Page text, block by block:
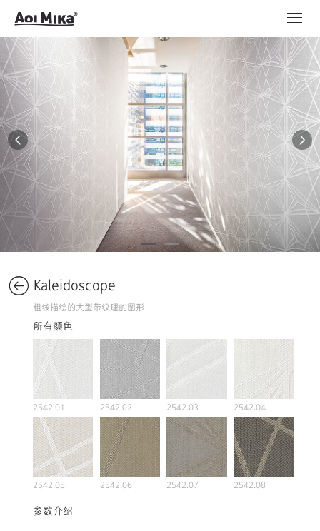
Kaleidoscope
粗线描绘的大型带纹理的图形
所有颜色
2542.01 2542.02 2542.03 2542.04
2542.05 2542.06 2542.07 2542.08
参数介绍